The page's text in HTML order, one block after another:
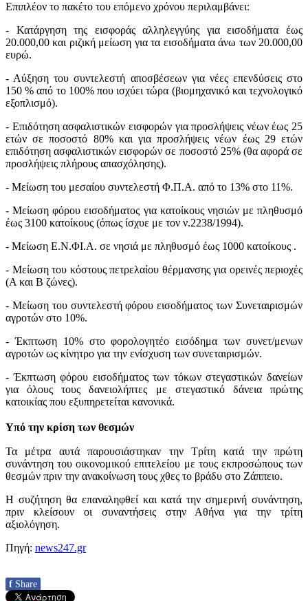
Επιπλέον το πακέτο του επόμενο χρόνου περιλαμβάνει:
- Κατάργηση της εισφοράς αλληλεγγύης για εισοδήματα έως
20.000,00 και ριζική μείωση για τα εισοδήματα άνω των 20.000,00
ευρώ.
- Αύξηση του συντελεστή αποσβέσεων για νέες επενδύσεις στο
150 % από το 100% που ισχύει τώρα (βιομηχανικό και τεχνολογικό
εξοπλισμό).
- Επιδότηση ασφαλιστικών εισφορών για προσλήψεις νέων έως 25
ετών σε ποσοστό 80% και για προσλήψεις νέων έως 29 ετών
επιδότηση ασφαλιστικών εισφορών σε ποσοστό 25% (θα αφορά σε
προσλήψεις πλήρους απασχόλησης).
- Μείωση του μεσαίου συντελεστή Φ.Π.Α. από το 13% στο 11%.
- Μείωση φόρου εισοδήματος για κατοίκους νησιών με πληθυσμό
έως 3100 κατοίκους (όπως ίσχυε με τον ν.2238/1994).
- Μείωση Ε.Ν.ΦΙ.Α. σε νησιά με πληθυσμό έως 1000 κατοίκους .
- Μείωση του κόστους πετρελαίου θέρμανσης για ορεινές περιοχές
(Α και Β ζώνες).
- Μείωση του συντελεστή φόρου εισοδήματος των Συνεταιρισμών
αγροτών στο 10%.
- Έκπτωση 10% στο φορολογητέο εισόδημα των συνετ/μενων
αγροτών ως κίνητρο για την ενίσχυση των συνεταιρισμών.
- Έκπτωση φόρου εισοδήματος των τόκων στεγαστικών δανείων
για όλους τους δανειολήπτες με στεγαστικό δάνεια πρώτης
κατοικίας που εξυπηρετείται κανονικά.
Υπό την κρίση των θεσμών
Τα μέτρα αυτά παρουσιάστηκαν την Τρίτη κατά την πρώτη
συνάντηση του οικονομικού επιτελείου με τους εκπροσώπους των
θεσμών πριν την ανακοίνωση τους χθες το βράδυ στο Ζάππειο.
Η συζήτηση θα επαναληφθεί και κατά την σημερινή συνάντηση,
πριν κλείσουν οι συναντήσεις στην Αθήνα για την τρίτη
αξιολόγηση.
Πηγή: news247.gr
f Share